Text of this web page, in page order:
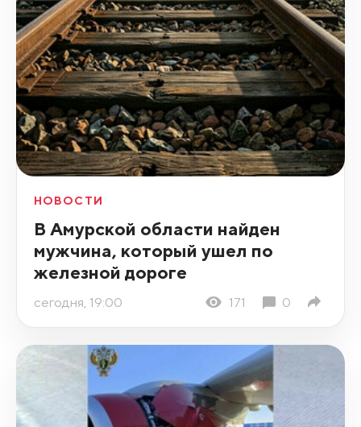
НОВОСТИ
В Амурской области найден
мужчина, который ушел по
железной дороге
сегодня, 19:00 171 0